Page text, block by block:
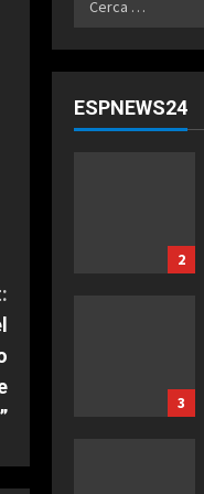
ESPNEWS24
1
2
3